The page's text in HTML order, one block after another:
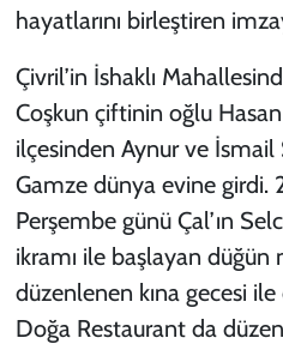
hayatlarını birleştiren
Çivril’in İshaklı
Coşkun çiftinin oğlu
ilçesinden Aynur ve İsmail
Gamze dünya evine girdi.
Perşembe günü Çal’ın
ikramı ile başlayan düğün
düzenlenen kına gecesi
Doğa Restaurant da